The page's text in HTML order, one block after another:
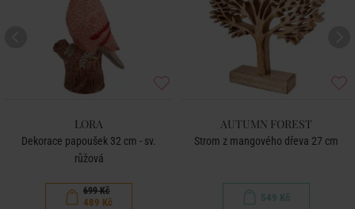
LORA
Dekorace papoušek 32 cm - sv.
růžová
699 Kč
489 Kč
AUTUMN FOREST
Strom z mangového dřeva 27 cm
549 Kč